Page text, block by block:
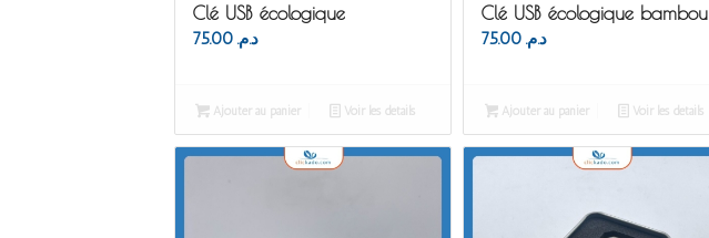
Clé USB écologique
د.م. 75.00
Ajouter au panier Voir les détails
Clé USB écologique bambou
د.م. 75.00
Ajouter au panier Voir les détails